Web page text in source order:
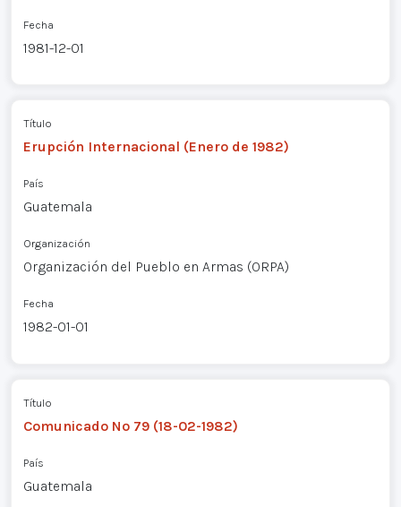
Fecha
1981-12-01
Título
Erupción Internacional (Enero de 1982)
País
Guatemala
Organización
Organización del Pueblo en Armas (ORPA)
Fecha
1982-01-01
Título
Comunicado Nº 79 (18-02-1982)
País
Guatemala